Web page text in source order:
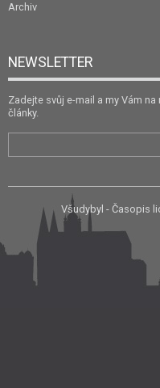
Archiv
NEWSLETTER
Zadejte svůj e-mail a my Vám
články.
Všudybyl - Časopis